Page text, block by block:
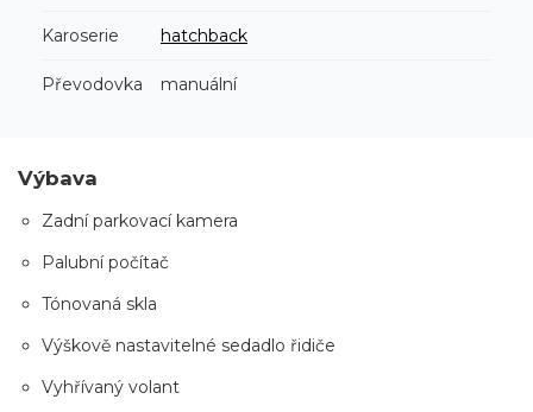
Karoserie hatchback
Převodovka manuální
Výbava
Zadní parkovací kamera
Palubní počítač
Tónovaná skla
Výškově nastavitelné sedadlo řidiče
Vyhřívaný volant